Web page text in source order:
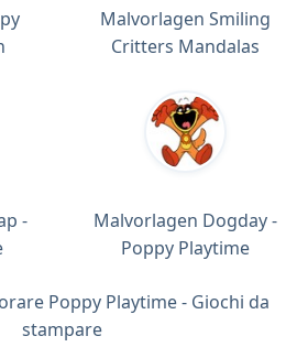
Malvorlagen Smiling
Critters Mandalas
-
Malvorlagen Dogday -
Poppy Playtime
Poppy Playtime - Giochi da
stampare